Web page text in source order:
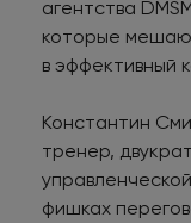
агентства
которые
в эффективный
Константин
тренер,
фишках